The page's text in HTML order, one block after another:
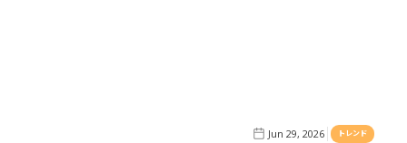
Jun 29, 2026 トレンド